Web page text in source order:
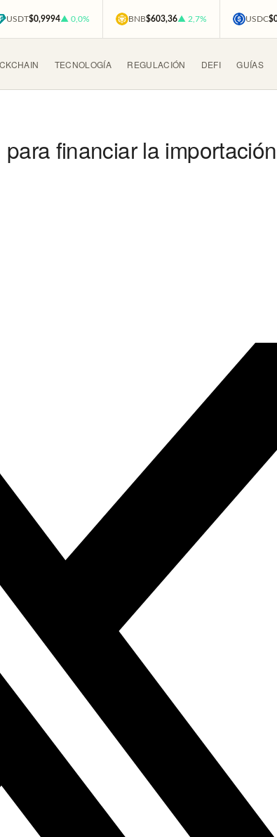
USDT$0,9994▲ 0,0% BNB$603,36▲ 2,7% USDC
TECNOLOGÍA REGULACIÓN DEFI GUÍAS
financiar la